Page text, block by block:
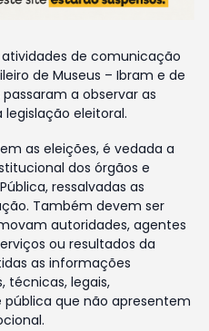
de comunicação
de Museus – Ibram e de
a observar as
eleitoral.
as eleições, é vedada a
dos órgãos e
ressalvadas as
Também devem ser
autoridades, agentes
ou resultados da
as informações
técnicas, legais,
que não apresentem